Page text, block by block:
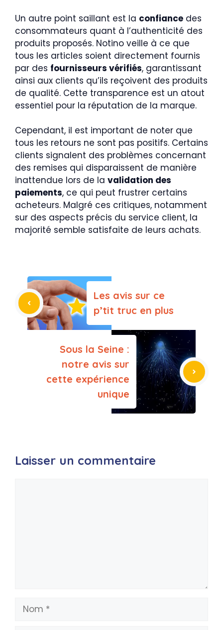
Un autre point saillant est la confiance des
consommateurs quant à l’authenticité des
produits proposés. Notino veille à ce que
tous les articles soient directement fournis
par des fournisseurs vérifiés, garantissant
ainsi aux clients qu’ils reçoivent des produits
de qualité. Cette transparence est un atout
essentiel pour la réputation de la marque.
Cependant, il est important de noter que
tous les retours ne sont pas positifs. Certains
clients signalent des problèmes concernant
des remises qui disparaissent de manière
inattendue lors de la validation des
paiements, ce qui peut frustrer certains
acheteurs. Malgré ces critiques, notamment
sur des aspects précis du service client, la
majorité semble satisfaite de leurs achats.
Les avis sur ce
p’tit truc en plus
Sous la Seine :
notre avis sur
cette expérience
unique
Laisser un commentaire
Nom